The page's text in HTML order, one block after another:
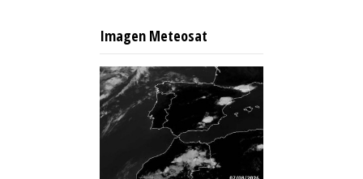
Imagen Meteosat